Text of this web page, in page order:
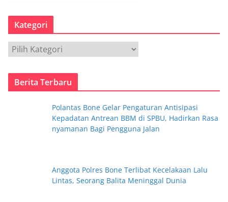
s
p
Kategori
t
Berita Terbaru
Polantas Bone Gelar Pengaturan Antisipasi
Kepadatan Antrean BBM di SPBU, Hadirkan Rasa
nyamanan Bagi Pengguna Jalan
Anggota Polres Bone Terlibat Kecelakaan Lalu
Lintas, Seorang Balita Meninggal Dunia